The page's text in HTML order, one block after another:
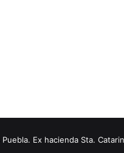
Ex hacienda Sta.